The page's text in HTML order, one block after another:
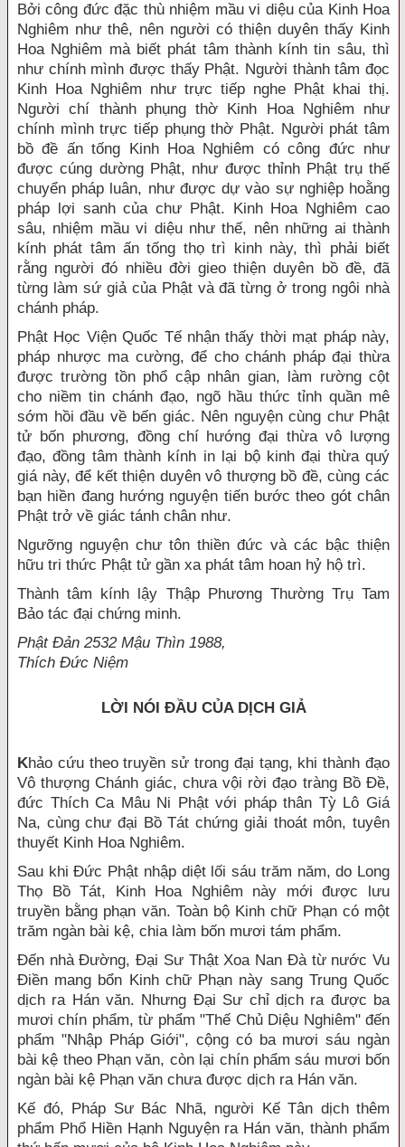
Bởi công đức đặc thù nhiệm mầu vi diệu của Kinh Hoa
Nghiêm như thê, nên người có thiện duyên thấy Kinh
Hoa Nghiêm mà biết phát tâm thành kính tin sâu, thì
như chính mình được thấy Phật. Người thành tâm đọc
Kinh Hoa Nghiêm như trực tiếp nghe Phật khai thị.
Người chí thành phụng thờ Kinh Hoa Nghiêm như
chính mình trực tiếp phụng thờ Phật. Người phát tâm
bồ đề ấn tống Kinh Hoa Nghiêm có công đức như
được cúng dường Phật, như được thỉnh Phật trụ thế
chuyển pháp luân, như được dự vào sự nghiệp hoằng
pháp lợi sanh của chư Phật. Kinh Hoa Nghiêm cao
sâu, nhiệm mầu vi diệu như thế, nên những ai thành
kính phát tâm ấn tống thọ trì kinh này, thì phải biết
rằng người đó nhiều đời gieo thiện duyên bồ đề, đã
từng làm sứ giả của Phật và đã từng ở trong ngôi nhà
chánh pháp.
Phật Học Viện Quốc Tế nhận thấy thời mạt pháp này,
pháp nhược ma cường, để cho chánh pháp đại thừa
được trường tồn phổ cập nhân gian, làm rường cột
cho niềm tin chánh đạo, ngõ hầu thức tỉnh quần mê
sớm hồi đầu về bến giác. Nên nguyện cùng chư Phật
tử bốn phương, đồng chí hướng đại thừa vô lượng
đạo, đồng tâm thành kính in lại bộ kinh đại thừa quý
giá này, để kết thiện duyên vô thượng bồ đề, cùng các
bạn hiền đang hướng nguyện tiến bước theo gót chân
Phật trở về giác tánh chân như.
Ngưỡng nguyện chư tôn thiền đức và các bậc thiện
hữu tri thức Phật tử gần xa phát tâm hoan hỷ hộ trì.
Thành tâm kính lậy Thập Phương Thường Trụ Tam
Bảo tác đại chứng minh.
Phật Ðản 2532 Mậu Thìn 1988,
Thích Ðức Niệm
LỜI NÓI ÐẦU CỦA DỊCH GIẢ
Khảo cứu theo truyền sử trong đại tạng, khi thành đạo
Vô thượng Chánh giác, chưa vội rời đạo tràng Bồ Ðề,
đức Thích Ca Mâu Ni Phật với pháp thân Tỳ Lô Giá
Na, cùng chư đại Bồ Tát chứng giải thoát môn, tuyên
thuyết Kinh Hoa Nghiêm.
Sau khi Ðức Phật nhập diệt lối sáu trăm năm, do Long
Thọ Bồ Tát, Kinh Hoa Nghiêm này mới được lưu
truyền bằng phạn văn. Toàn bộ Kinh chữ Phạn có một
trăm ngàn bài kệ, chia làm bốn mươi tám phẩm.
Ðến nhà Ðường, Ðại Sư Thật Xoa Nan Ðà từ nước Vu
Ðiền mang bổn Kinh chữ Phạn này sang Trung Quốc
dịch ra Hán văn. Nhưng Ðại Sư chỉ dịch ra được ba
mươi chín phẩm, từ phẩm "Thế Chủ Diệu Nghiêm" đến
phẩm "Nhập Pháp Giới", cộng có ba mươi sáu ngàn
bài kệ theo Phạn văn, còn lại chín phẩm sáu mươi bốn
ngàn bài kệ Phạn văn chưa được dịch ra Hán văn.
Kế đó, Pháp Sư Bác Nhã, người Kế Tân dịch thêm
phẩm Phổ Hiền Hạnh Nguyện ra Hán văn, thành phẩm